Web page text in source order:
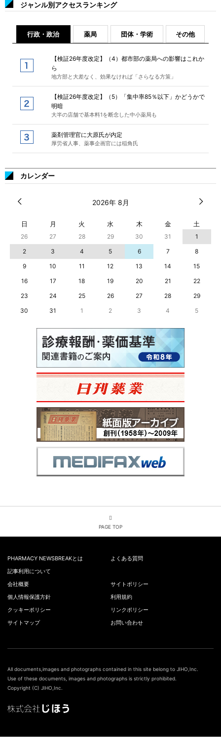
ジャンル別アクセスランキング
行政・政治 薬局 団体・学術 その他
【検証26年度改定】（4）都市部の薬局への影響はこれか
ら
地方部と大差なく、効果なければ「さらなる方策」
【検証26年度改定】（5）「集中率85％以下」かどうかで
明暗
大半の店舗で基本料1を断念した中小薬局も
薬剤管理官に大原氏が内定
厚労省人事、薬事企画官には稲角氏
カレンダー
2026年 8月
日 月 火 水 木 金 土
26 27 28 29 30 31
1
2
3 4 5 6 7
8
9
10 11 12 13 14
15
16
17 18 19 20 21
22
23
24 25 26 27 28
29
30
31 1 2 3 4 5
PAGE TOP
PHARMACY NEWSBREAKとは
よくある質問
記事利用について
会社概要
サイトポリシー
個人情報保護方針
利用規約
クッキーポリシー
リンクポリシー
サイトマップ
お問い合わせ
All documents,images and photographs contained in this site belong to JIHO,Inc.
Use of these documents, images and photographs is strictly prohibited.
Copyright (C) JIHO,Inc.